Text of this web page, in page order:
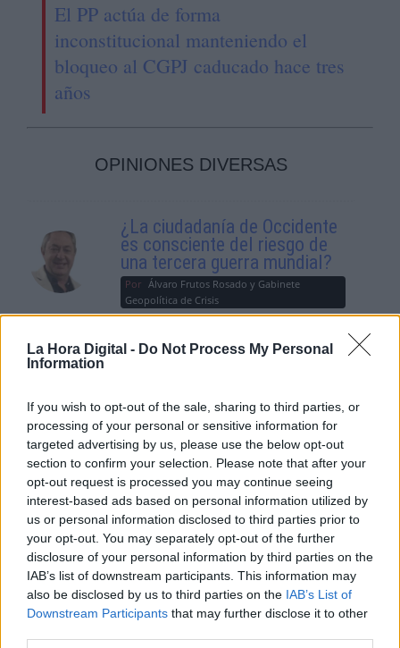
La Hora Digital - Do Not Process My Personal
Information
If you wish to opt-out of the sale, sharing to third parties, or
processing of your personal or sensitive information for
targeted advertising by us, please use the below opt-out
section to confirm your selection. Please note that after your
opt-out request is processed you may continue seeing
interest-based ads based on personal information utilized by
us or personal information disclosed to third parties prior to
your opt-out. You may separately opt-out of the further
disclosure of your personal information by third parties on the
IAB’s list of downstream participants. This information may
also be disclosed by us to third parties on the IAB’s List of
Downstream Participants that may further disclose it to other
El PP actúa de forma
inconstitucional manteniendo el
bloqueo al CGPJ caducado hace tres
años
OPINIONES DIVERSAS
¿La ciudadanía de Occidente
es consciente del riesgo de
una tercera guerra mundial?
Por Álvaro Frutos Rosado y Gabinete
Geopolítica de Crisis
Suelta y confía
Votantes y votados
Por Juan Manuel Beltrán
El Conflicto de Oriente Medio:
Un Nuevo Orden Autoritario
en Construcción
Por Álvaro Frutos Rosado y Gabinete
Geopolítica de Crisis
Reconquista leonesa